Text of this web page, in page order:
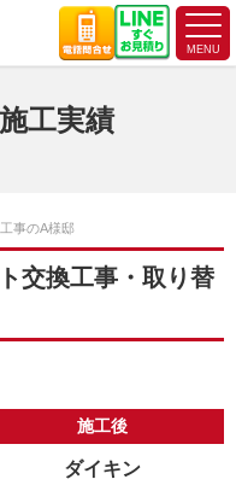
工実績
事のA様邸
交換工事・取り替
施工後
ダイキン